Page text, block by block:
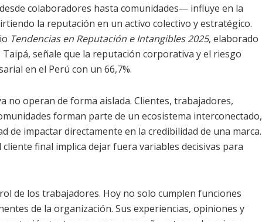
colaboradores hasta comunidades— influye en la
la reputación en un activo colectivo y estratégico.
Tendencias en Reputación e Intangibles 2025, elaborado
señale que la reputación corporativa y el riesgo
en el Perú con un 66,7%.
no operan de forma aislada. Clientes, trabajadores,
forman parte de un ecosistema interconectado,
de impactar directamente en la credibilidad de una marca.
final implica dejar fuera variables decisivas para
de los trabajadores. Hoy no solo cumplen funciones
de la organización. Sus experiencias, opiniones y